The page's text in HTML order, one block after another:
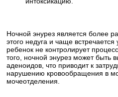
Ночной энурез является более
этого недуга и чаще
ребенок не контролирует
того, ночной энурез может быть
аденоидов, что приводит к
нарушению кровообращения в
мочеотделения.